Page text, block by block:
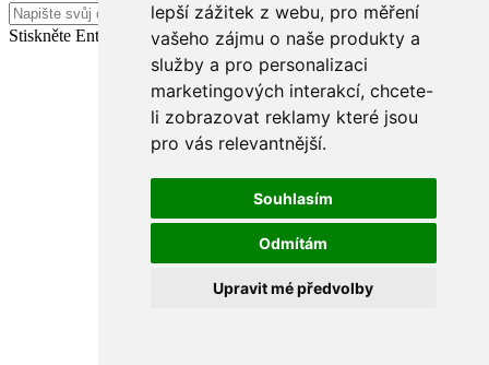
lepší zážitek z webu, pro měření
vašeho zájmu o naše produkty a
služby a pro personalizaci
marketingových interakcí, chcete-
li zobrazovat reklamy které jsou
pro vás relevantnější.
Souhlasím
Odmítám
Upravit mé předvolby
Stiskněte Enter pro odeslání Vymazat chat